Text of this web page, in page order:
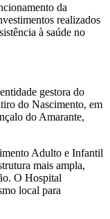
da
realizados
à saúde no
gestora do
do Nascimento, em
do Amarante,
Adulto e Infantil
mais ampla,
O Hospital
local para